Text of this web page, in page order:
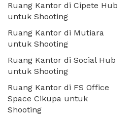
Ruang Kantor di Cipete Hub
untuk Shooting
Ruang Kantor di Mutiara
untuk Shooting
Ruang Kantor di Social Hub
untuk Shooting
Ruang Kantor di FS Office
Space Cikupa untuk
Shooting